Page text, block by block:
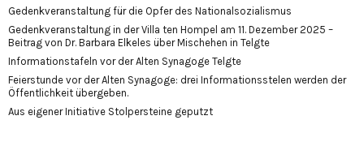
Gedenkveranstaltung für die Opfer des Nationalsozialismus
Gedenkveranstaltung in der Villa ten Hompel am 11. Dezember 2025 –
Beitrag von Dr. Barbara Elkeles über Mischehen in Telgte
Informationstafeln vor der Alten Synagoge Telgte
Feierstunde vor der Alten Synagoge: drei Informationsstelen werden der
Öffentlichkeit übergeben.
Aus eigener Initiative Stolpersteine geputzt